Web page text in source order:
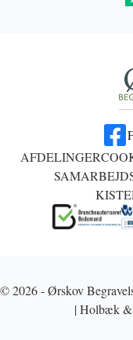
AFDELINGER
© 2026 - Ørskov
| Holbæk &